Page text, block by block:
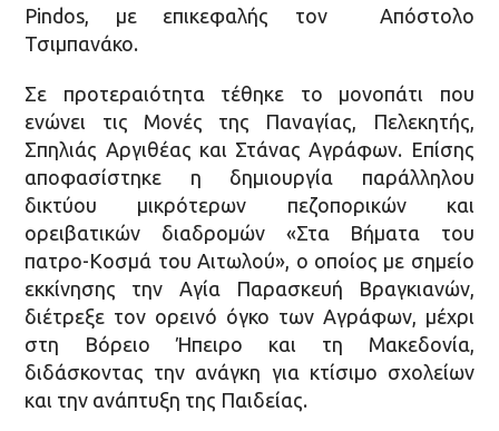
Pindos, με επικεφαλής τον Απόστολο
Τσιμπανάκο.
Σε προτεραιότητα τέθηκε το μονοπάτι που
ενώνει τις Μονές της Παναγίας, Πελεκητής,
Σπηλιάς Αργιθέας και Στάνας Αγράφων. Επίσης
αποφασίστηκε η δημιουργία παράλληλου
δικτύου μικρότερων πεζοπορικών και
ορειβατικών διαδρομών «Στα Βήματα του
πατρο-Κοσμά του Αιτωλού», ο οποίος με σημείο
εκκίνησης την Αγία Παρασκευή Βραγκιανών,
διέτρεξε τον ορεινό όγκο των Αγράφων, μέχρι
στη Βόρειο Ήπειρο και τη Μακεδονία,
διδάσκοντας την ανάγκη για κτίσιμο σχολείων
και την ανάπτυξη της Παιδείας.